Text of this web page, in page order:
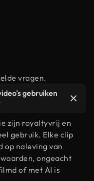
vragen.
gebruiken
zijn royaltyvrij en
gebruik. Elke clip
op naleving van
ongeacht
of met AI is